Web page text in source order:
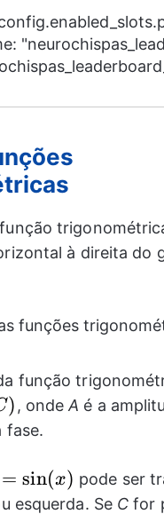
à direita do
função
) , ondeA é a
fase.
= sin(x) pode ser
esquerda. Se C for